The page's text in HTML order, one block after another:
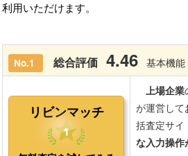
利用いただけます。